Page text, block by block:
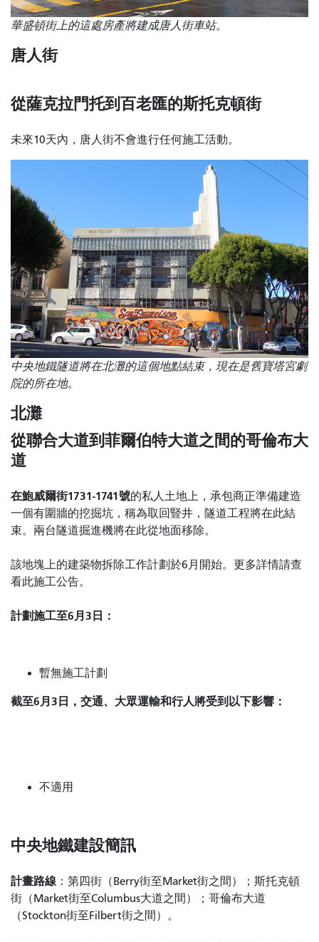
華盛頓街上的這處房產將建成唐人街車站。
唐人街
從薩克拉門托到百老匯的斯托克頓街
未來10天內，唐人街不會進行任何施工活動。
中央地鐵隧道將在北灘的這個地點結束，現在是舊寶塔宮劇
院的所在地。
北灘
從聯合大道到菲爾伯特大道之間的哥倫布大
道
在鮑威爾街1731-1741號的私人土地上 ，承包商正準備建造
一個有圍牆的挖掘坑，稱為取回豎井，隧道工程將在此結
束。兩台隧道掘進機將在此從地面移除。
該地塊上的建築物拆除工作計劃於6月開始。更多詳情請查
看此施工公告。
計劃施工至6月3日：
暫無施工計劃
截至6月3日，交通、大眾運輸和行人將受到以下影響：
不適用
中央地鐵建設簡訊
計畫路線 ：第四街（Berry街至Market街之間）；斯托克頓
街（Market街至Columbus大道之間）；哥倫布大道
（Stockton街至Filbert街之間）。